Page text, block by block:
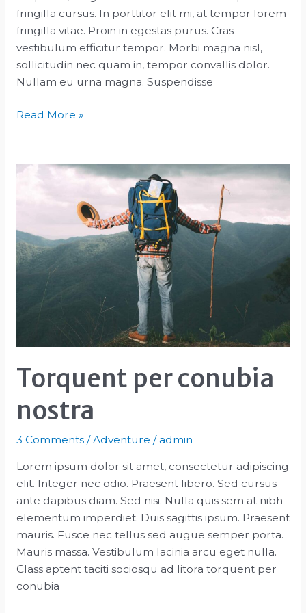
fringilla cursus. In porttitor elit mi, at tempor lorem
fringilla vitae. Proin in egestas purus. Cras
vestibulum efficitur tempor. Morbi magna nisl,
sollicitudin nec quam in, tempor convallis dolor.
Nullam eu urna magna. Suspendisse
The
Places
to
Tahiti
Read More »
Torquent per conubia
nostra
3 Comments /Adventure /admin
Lorem ipsum dolor sit amet, consectetur adipiscing
elit. Integer nec odio. Praesent libero. Sed cursus
ante dapibus diam. Sed nisi. Nulla quis sem at nibh
elementum imperdiet. Duis sagittis ipsum. Praesent
mauris. Fusce nec tellus sed augue semper porta.
Mauris massa. Vestibulum lacinia arcu eget nulla.
Class aptent taciti sociosqu ad litora torquent per
conubia